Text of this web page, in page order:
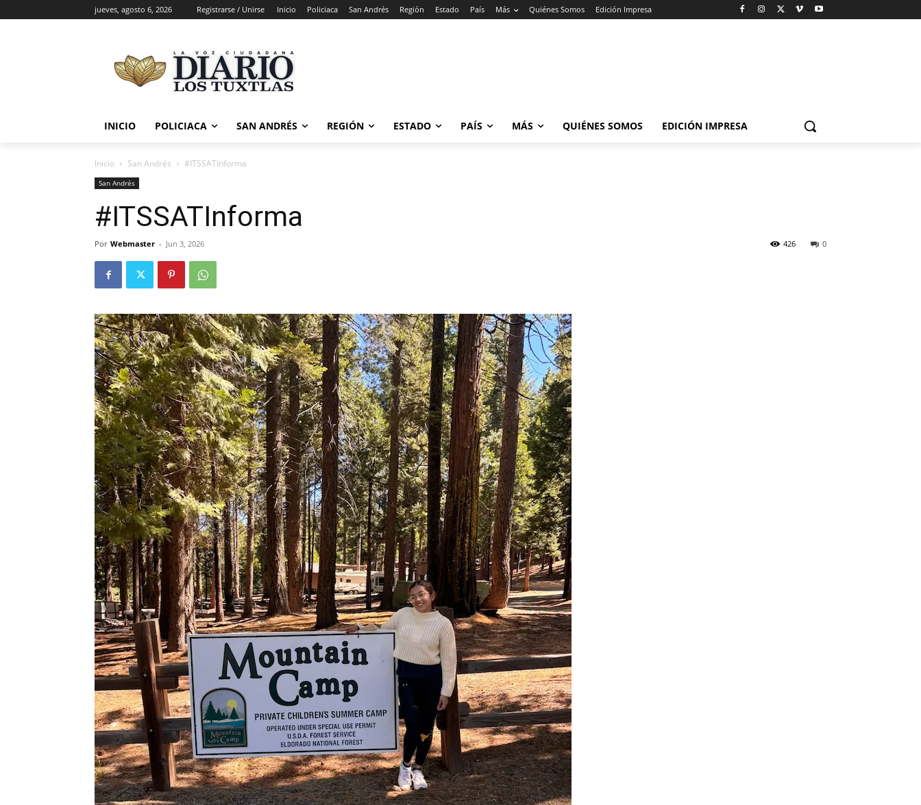
jueves, agosto 6, 2026 Registrarse / Unirse Inicio Policiaca San Andrés Región Estado País Más Quiénes Somos Edición Impresa
INICIO POLICIACA SAN ANDRÉS REGIÓN ESTADO PAÍS MÁS QUIÉNES SOMOS EDICIÓN IMPRESA
Inicio San Andrés #ITSSATInforma
San Andrés
#ITSSATInforma
Por Webmaster - Jun 3, 2026 0
426